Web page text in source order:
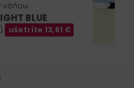
vôňou:
BLUE
ušetríte 13,61 €